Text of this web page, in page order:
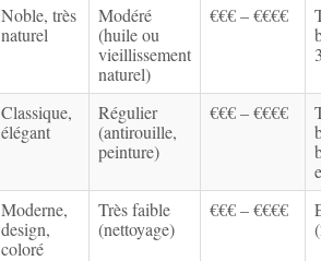
Noble, très
naturel
Modéré
(huile ou
vieillissement
naturel)
€€€ – €€€€
Classique,
élégant
Régulier
(antirouille,
peinture)
€€€ – €€€€
Moderne,
design,
coloré
Très faible
(nettoyage)
€€€ – €€€€